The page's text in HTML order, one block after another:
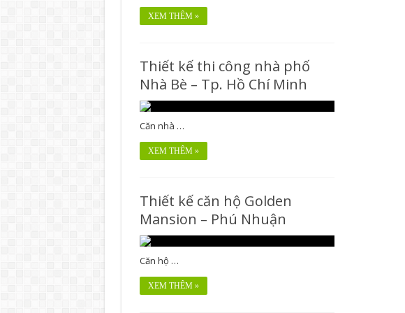
XEM THÊM »
Thiết kế thi công nhà phố
Nhà Bè – Tp. Hồ Chí Minh
Căn nhà …
XEM THÊM »
Thiết kế căn hộ Golden
Mansion – Phú Nhuận
Căn hộ …
XEM THÊM »